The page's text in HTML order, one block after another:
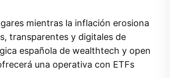
mientras la inflación erosiona
transparentes y digitales de
española de wealthtech y open
una operativa con ETFs